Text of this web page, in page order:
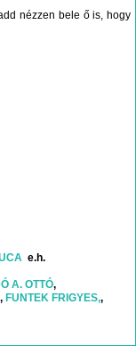
nézzen bele ő is, hogy
e.h.
A. OTTÓ
FUNTEK FRIGYES,